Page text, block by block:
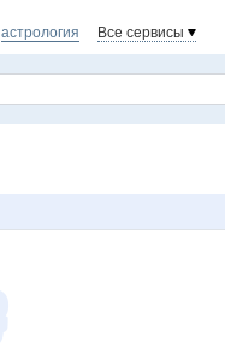
астрология Все сервисы